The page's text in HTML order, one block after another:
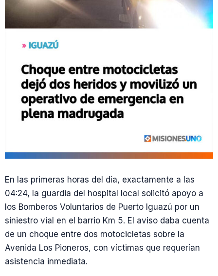
En las primeras horas del día, exactamente a las
04:24, la guardia del hospital local solicitó apoyo a
los Bomberos Voluntarios de Puerto Iguazú por un
siniestro vial en el barrio Km 5. El aviso daba cuenta
de un choque entre dos motocicletas sobre la
Avenida Los Pioneros, con víctimas que requerían
asistencia inmediata.